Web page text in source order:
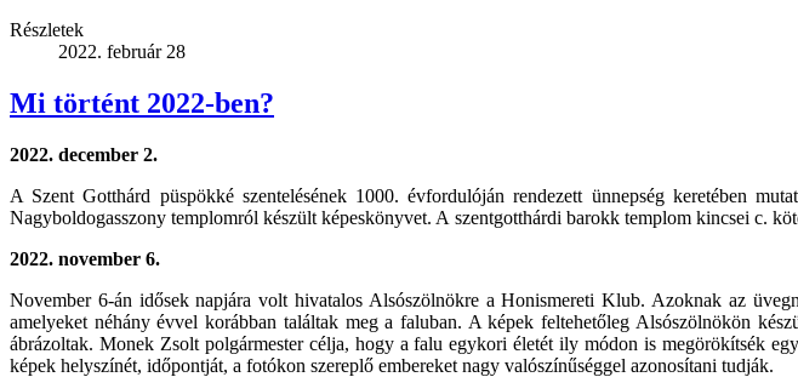
Részletek
2022. február 28
Mi történt 2022-ben?
2022. december 2.
A Szent Gotthárd püspökké szentelésének 1000. évfordulóján rendezett ünnepség keretében
Nagyboldogasszony templomról készült képeskönyvet. A szentgotthárdi barokk templom kincsei c.
2022. november 6.
November 6-án idősek napjára volt hivatalos Alsószölnökre a Honismereti Klub. Azoknak az
amelyeket néhány évvel korábban találtak meg a faluban. A képek feltehetőleg Alsószölnökön
ábrázoltak. Monek Zsolt polgármester célja, hogy a falu egykori életét ily módon is megörökítsék
képek helyszínét, időpontját, a fotókon szereplő embereket nagy valószínűséggel azonosítani tudják.